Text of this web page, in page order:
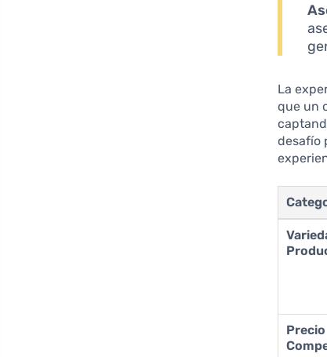
La
que un
desafío
Precio